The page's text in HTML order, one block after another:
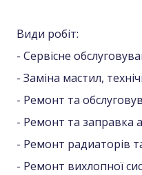
Види робіт:
- Сервісне
- Заміна мастил,
- Ремонт та
- Ремонт та заправка
- Ремонт радиаторів
- Ремонт вихлопної